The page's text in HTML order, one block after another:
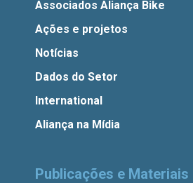
Associados Aliança Bike
Ações e projetos
Notícias
Dados do Setor
International
Aliança na Mídia
Publicações e Materiais